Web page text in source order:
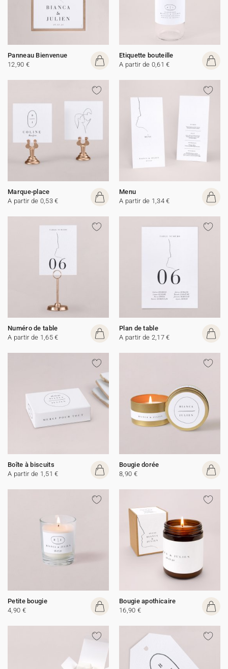
Panneau Bienvenue
12,90 €
Etiquette bouteille
A partir de 0,61 €
Marque-place
A partir de 0,53 €
Menu
A partir de 1,34 €
Numéro de table
A partir de 1,65 €
Plan de table
A partir de 2,17 €
Boîte à biscuits
A partir de 1,51 €
Bougie dorée
8,90 €
Petite bougie
4,90 €
Bougie apothicaire
16,90 €